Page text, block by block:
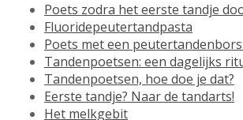
Poets zodra het eerste tandje
Fluoridepeutertandpasta
Poets met een
Tandenpoetsen: een dagelijks
Tandenpoetsen, hoe doe je dat?
Eerste tandje? Naar de tandarts!
Het melkgebit